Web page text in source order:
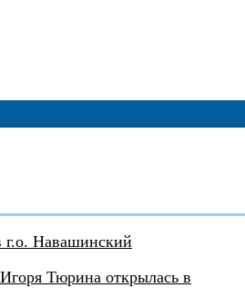
г.о. Навашинский
Тюрина открылась в